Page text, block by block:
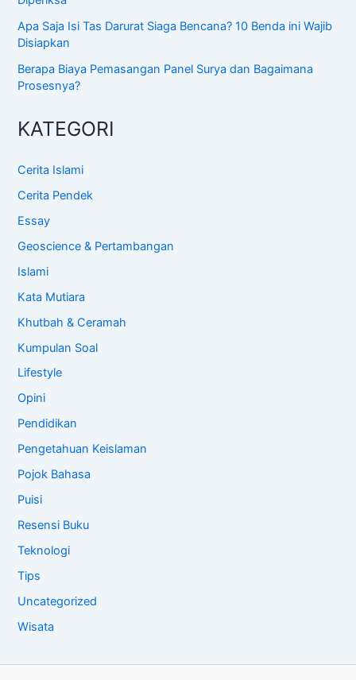
Apa Saja Isi Tas Darurat Siaga Bencana? 10 Benda ini Wajib
Disiapkan
Berapa Biaya Pemasangan Panel Surya dan Bagaimana
Prosesnya?
KATEGORI
Cerita Islami
Cerita Pendek
Essay
Geoscience & Pertambangan
Islami
Kata Mutiara
Khutbah & Ceramah
Kumpulan Soal
Lifestyle
Opini
Pendidikan
Pengetahuan Keislaman
Pojok Bahasa
Puisi
Resensi Buku
Teknologi
Tips
Uncategorized
Wisata